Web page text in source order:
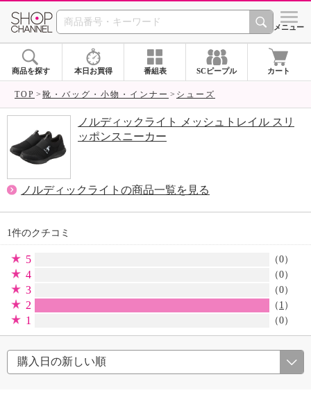
SHOP CHANNEL シメニュー
商品を探す 本日お買得 番組表 SCピープル カート
TOP 靴・バッグ・小物・インナー シューズ
ノルディックライト メッシュトレイル スリ
ッポンスニーカー
ノルディックライトの商品一覧を見る
1件のクチコミ
5 （0）
4 （0）
3 （0）
2 （ 1 ）
1 （0）